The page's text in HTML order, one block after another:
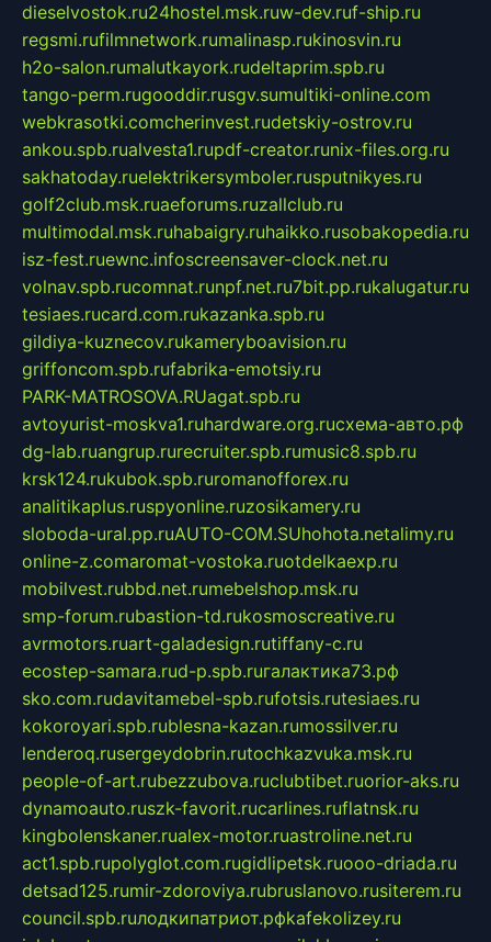
dieselvostok.ru24hostel.msk.ruw-dev.ruf-ship.ru
regsmi.rufilmnetwork.rumalinasp.rukinosvin.ru
h2o-salon.rumalutkayork.rudeltaprim.spb.ru
tango-perm.rugooddir.rusgv.sumultiki-online.com
webkrasotki.comcherinvest.rudetskiy-ostrov.ru
ankou.spb.rualvesta1.rupdf-creator.runix-files.org.ru
sakhatoday.ruelektrikersymboler.rusputnikyes.ru
golf2club.msk.ruaeforums.ruzallclub.ru
multimodal.msk.ruhabaigry.ruhaikko.rusobakopedia.ru
isz-fest.ruewnc.infoscreensaver-clock.net.ru
volnav.spb.rucomnat.runpf.net.ru7bit.pp.rukalugatur.ru
tesiaes.rucard.com.rukazanka.spb.ru
gildiya-kuznecov.rukameryboavision.ru
griffoncom.spb.rufabrika-emotsiy.ru
PARK-MATROSOVA.RUagat.spb.ru
avtoyurist-moskva1.ruhardware.org.ruсхема-авто.рф
dg-lab.ruangrup.rurecruiter.spb.rumusic8.spb.ru
krsk124.rukubok.spb.ruromanofforex.ru
analitikaplus.ruspyonline.ruzosikamery.ru
sloboda-ural.pp.ruAUTO-COM.SUhohota.netalimy.ru
online-z.comaromat-vostoka.ruotdelkaexp.ru
mobilvest.rubbd.net.rumebelshop.msk.ru
smp-forum.rubastion-td.rukosmoscreative.ru
avrmotors.ruart-galadesign.rutiffany-c.ru
ecostep-samara.rud-p.spb.ruгалактика73.рф
sko.com.rudavitamebel-spb.rufotsis.rutesiaes.ru
kokoroyari.spb.rublesna-kazan.rumossilver.ru
lenderoq.rusergeydobrin.rutochkazvuka.msk.ru
people-of-art.rubezzubova.ruclubtibet.ruorior-aks.ru
dynamoauto.ruszk-favorit.rucarlines.ruflatnsk.ru
kingbolenskaner.rualex-motor.ruastroline.net.ru
act1.spb.rupolyglot.com.rugidlipetsk.ruooo-driada.ru
detsad125.rumir-zdoroviya.rubruslanovo.rusiterem.ru
council.spb.ruлодкипатриот.рфkafekolizey.ru